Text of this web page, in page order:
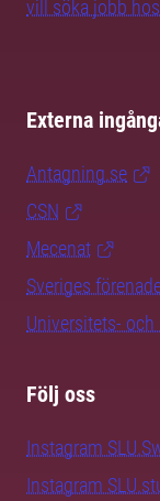
vill söka jobb
Externa
Antagning.se
CSN
Mecenat
Sveriges
Universitets-
Följ oss
Instagram
Instagram